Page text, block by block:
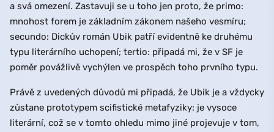
a svá omezení. Zastavuji se u toho jen proto, že primo:
mnohost forem je základním zákonem našeho vesmíru;
secundo: Dickův román Ubik patří evidentně ke druhému
typu literárního uchopení; tertio: připadá mi, že v SF je
poměr povážlivě vychýlen ve prospěch toho prvního typu.
Právě z uvedených důvodů mi připadá, že Ubik je a vždycky
zůstane prototypem scifistické metafyziky: je vysoce
literární, což se v tomto ohledu mimo jiné projevuje v tom,